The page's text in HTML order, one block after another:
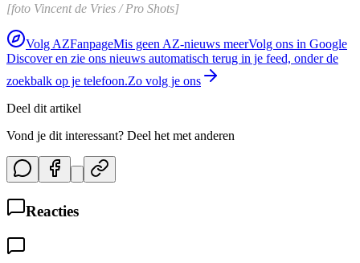
[foto Vincent de Vries / Pro Shots]
Volg AZFanpageMis geen AZ-nieuws meerVolg ons in Google
Discover en zie ons nieuws automatisch terug in je feed, onder de
zoekbalk op je telefoon.Zo volg je ons
Deel dit artikel
Vond je dit interessant? Deel het met anderen
Reacties